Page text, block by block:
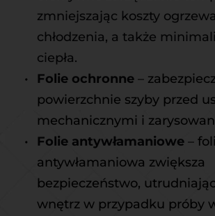
zmniejszając koszty
chłodzenia, a także
ciepła.
Folie ochronne –
powierzchnie szyby przed
mechanicznymi i
Folie antywłamaniowe –
antywłamaniowa zwiększa
bezpieczeństwo,
wnętrz w przypadku próby